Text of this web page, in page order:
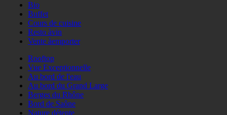
Bio
Buffet
Cours de cuisine
Resto àvin
Vente àemporter
Rooftop
Vue Exceptionnelle
Au bord de l'eau
Au bord du Grand Large
Berges du Rhône
Bord de Saône
Nature détente